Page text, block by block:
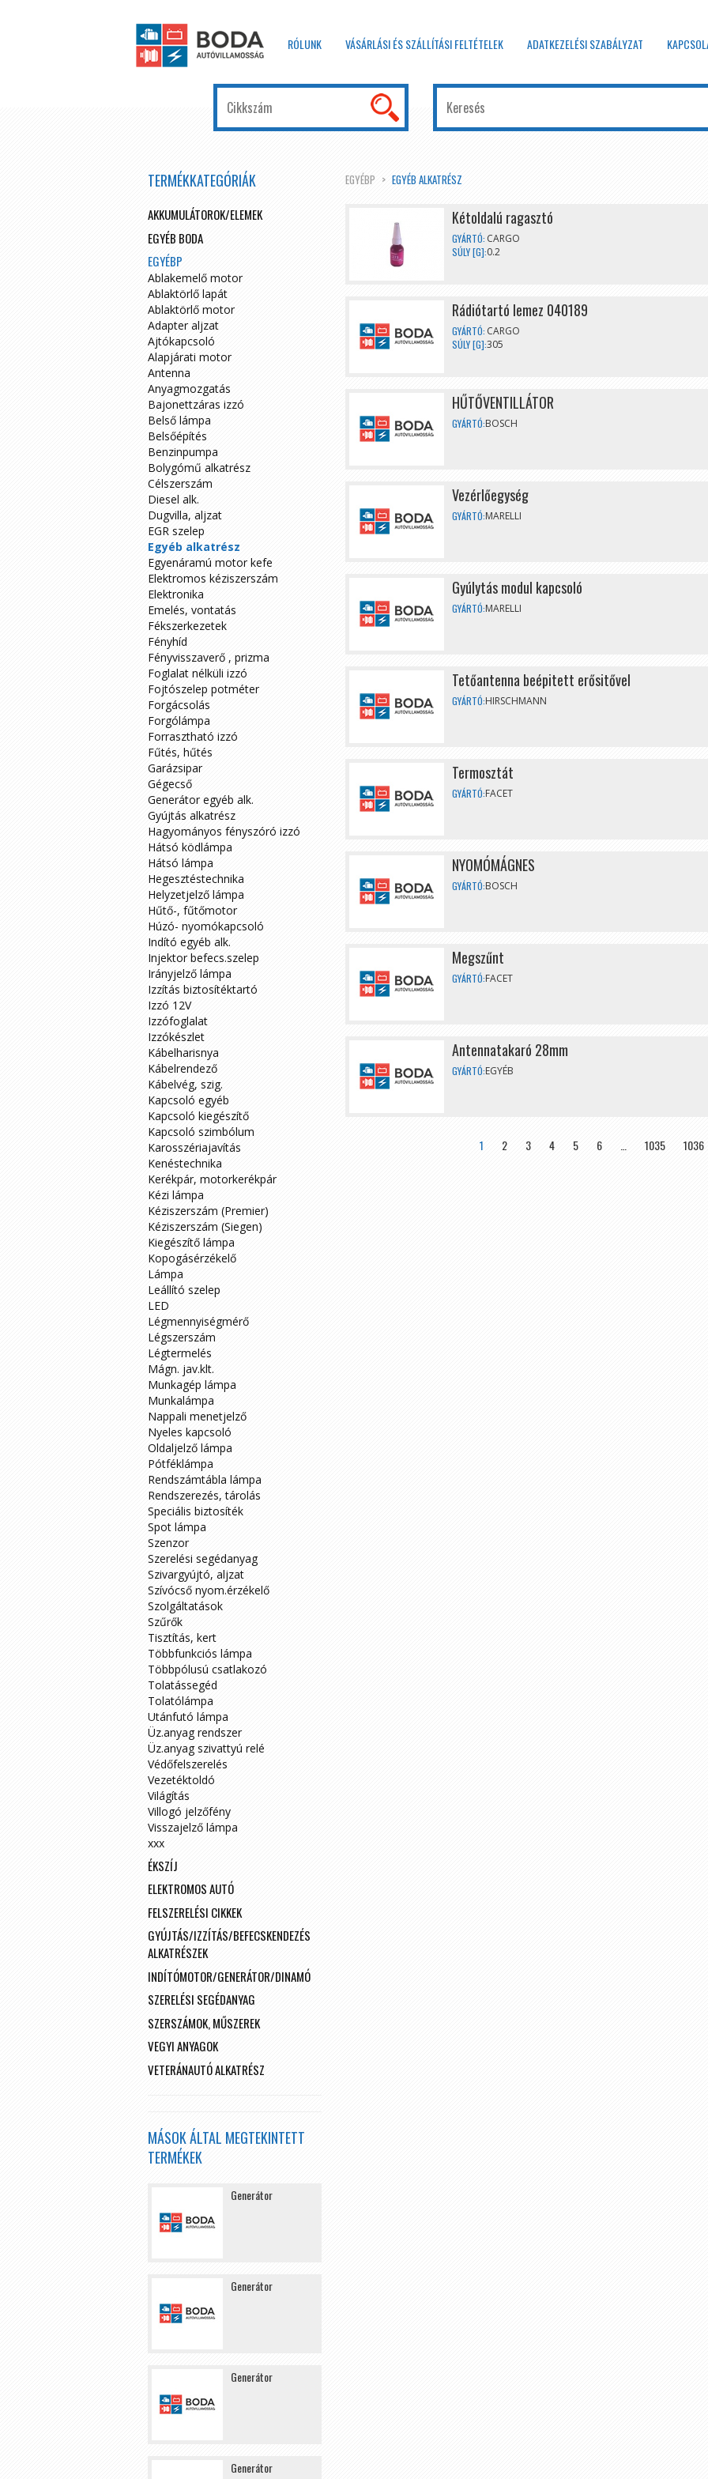
RÓLUNK VÁSÁRLÁSI ÉS SZÁLLÍTÁSI FELTÉTELEK ADATKEZELÉSI SZABÁLYZAT
EGYÉBP EGYÉB ALKATRÉSZ
Kétoldalú ragasztó
GYÁRTÓ: CARGO
SÚLY [G]:0.2
Rádiótartó lemez 040189
GYÁRTÓ: CARGO
SÚLY [G]:305
HŰTŐVENTILLÁTOR
GYÁRTÓ:BOSCH
Vezérlőegység
GYÁRTÓ:MARELLI
Gyúlytás modul kapcsoló
GYÁRTÓ:MARELLI
Tetőantenna beépitett erősitővel
GYÁRTÓ:HIRSCHMANN
Termosztát
GYÁRTÓ:FACET
NYOMÓMÁGNES
GYÁRTÓ:BOSCH
Megszűnt
GYÁRTÓ:FACET
Antennatakaró 28mm
GYÁRTÓ:EGYÉB
1 2 3 4 5 6 … 1035 1036
TERMÉKKATEGÓRIÁK
AKKUMULÁTOROK/ELEMEK
EGYÉB BODA
EGYÉBP
Ablakemelő motor
Ablaktörlő lapát
Ablaktörlő motor
Adapter aljzat
Ajtókapcsoló
Alapjárati motor
Antenna
Anyagmozgatás
Bajonettzáras izzó
Belső lámpa
Belsőépítés
Benzinpumpa
Bolygómű alkatrész
Célszerszám
Diesel alk.
Dugvilla, aljzat
EGR szelep
Egyéb alkatrész
Egyenáramú motor kefe
Elektromos kéziszerszám
Elektronika
Emelés, vontatás
Fékszerkezetek
Fényhíd
Fényvisszaverő , prizma
Foglalat nélküli izzó
Fojtószelep potméter
Forgácsolás
Forgólámpa
Forrasztható izzó
Fűtés, hűtés
Garázsipar
Gégecső
Generátor egyéb alk.
Gyújtás alkatrész
Hagyományos fényszóró izzó
Hátsó ködlámpa
Hátsó lámpa
Hegesztéstechnika
Helyzetjelző lámpa
Hűtő-, fűtőmotor
Húzó- nyomókapcsoló
Indító egyéb alk.
Injektor befecs.szelep
Irányjelző lámpa
Izzítás biztosítéktartó
Izzó 12V
Izzófoglalat
Izzókészlet
Kábelharisnya
Kábelrendező
Kábelvég, szig.
Kapcsoló egyéb
Kapcsoló kiegészítő
Kapcsoló szimbólum
Karosszériajavítás
Kenéstechnika
Kerékpár, motorkerékpár
Kézi lámpa
Kéziszerszám (Premier)
Kéziszerszám (Siegen)
Kiegészítő lámpa
Kopogásérzékelő
Lámpa
Leállító szelep
LED
Légmennyiségmérő
Légszerszám
Légtermelés
Mágn. jav.klt.
Munkagép lámpa
Munkalámpa
Nappali menetjelző
Nyeles kapcsoló
Oldaljelző lámpa
Pótféklámpa
Rendszámtábla lámpa
Rendszerezés, tárolás
Speciális biztosíték
Spot lámpa
Szenzor
Szerelési segédanyag
Szivargyújtó, aljzat
Szívócső nyom.érzékelő
Szolgáltatások
Szűrők
Tisztítás, kert
Többfunkciós lámpa
Többpólusú csatlakozó
Tolatássegéd
Tolatólámpa
Utánfutó lámpa
Üz.anyag rendszer
Üz.anyag szivattyú relé
Védőfelszerelés
Vezetéktoldó
Világítás
Villogó jelzőfény
Visszajelző lámpa
xxx
ÉKSZÍJ
ELEKTROMOS AUTÓ
FELSZERELÉSI CIKKEK
GYÚJTÁS/IZZÍTÁS/BEFECSKENDEZÉS
ALKATRÉSZEK
INDÍTÓMOTOR/GENERÁTOR/DINAMÓ
SZERELÉSI SEGÉDANYAG
SZERSZÁMOK, MŰSZEREK
VEGYI ANYAGOK
VETERÁNAUTÓ ALKATRÉSZ
MÁSOK ÁLTAL MEGTEKINTETT
TERMÉKEK
Generátor
Generátor
Generátor
Generátor